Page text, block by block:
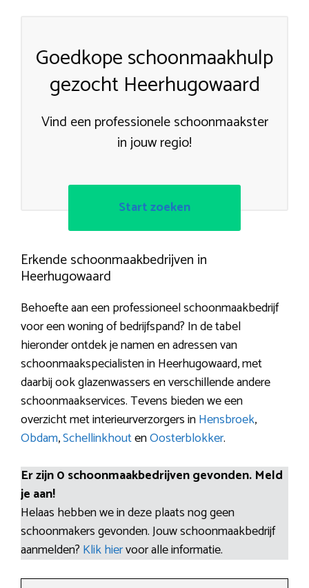
Goedkope schoonmaakhulp
gezocht Heerhugowaard
Vind een professionele schoonmaakster
in jouw regio!
Start zoeken
Erkende schoonmaakbedrijven in
Heerhugowaard
Behoefte aan een professioneel schoonmaakbedrijf
voor een woning of bedrijfspand? In de tabel
hieronder ontdek je namen en adressen van
schoonmaakspecialisten in Heerhugowaard, met
daarbij ook glazenwassers en verschillende andere
schoonmaakservices. Tevens bieden we een
overzicht met interieurverzorgers inHensbroek,
Obdam,SchellinkhoutenOosterblokker.
Er zijn 0 schoonmaakbedrijven gevonden. Meld
je aan!
Helaas hebben we in deze plaats nog geen
schoonmakers gevonden. Jouw schoonmaakbedrijf
aanmelden? Klik hiervoor alle informatie.